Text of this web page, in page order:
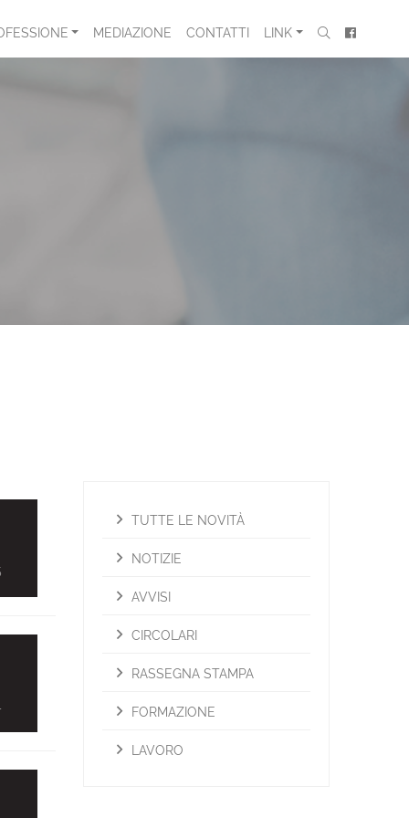
MEDIAZIONE CONTATTI LINK
TUTTE LE NOVITÀ
NOTIZIE
AVVISI
CIRCOLARI
RASSEGNA STAMPA
FORMAZIONE
LAVORO